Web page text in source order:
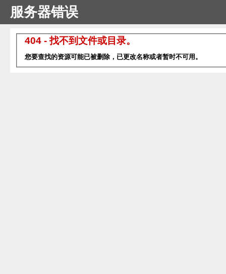
服务器错误
404 - 找不到文件或目录。
您要查找的资源可能已被删除，已更改名称或者暂时不可用。